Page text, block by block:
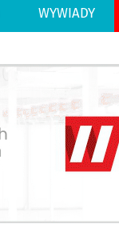
WYWIADY